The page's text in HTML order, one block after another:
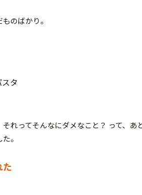
のばかり。
タ
れってそんなにダメなこと？ って、あ
。
た